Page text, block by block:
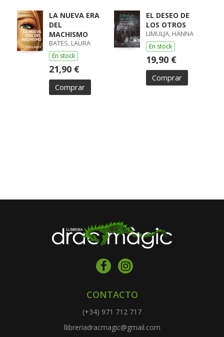
LA NUEVA ERA
DEL
MACHISMO
BATES, LAURA
En stock
21,90 €
Comprar
EL DESEO DE
LOS OTROS
LIMULJA, HANNA
En stock
19,90 €
Comprar
CONTACTO
(+34) 971 712 717
llibreriadracmagic@gmail.com